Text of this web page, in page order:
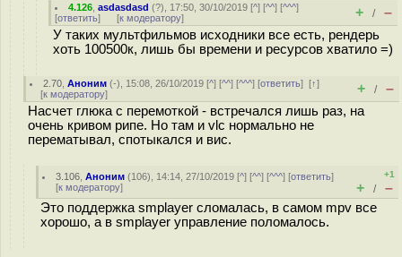
4.126 ,asdasdasd (?), 17:50, 30/10/2019 [^] [^^] [^^^]
[ответить] [к модератору] + / –
У таких мультфильмов исходники все есть, рендерь
хоть 100500к, лишь бы времени и ресурсов хватило =)
2.70 ,Аноним (-), 15:08, 26/10/2019 [^] [^^] [^^^] [ответить][↑]
[к модератору] + / –
Насчет глюка с перемоткой - встречался лишь раз, на
очень кривом рипе. Но там и vlc нормально не
перематывал, спотыкался и вис.
3.106 ,Аноним (106), 14:14, 27/10/2019 [^] [^^] [^^^] [ответить]
[к модератору]
+1
+ / –
Это поддержка smplayer сломалась, в самом mpv все
хорошо, а в smplayer управление поломалось.